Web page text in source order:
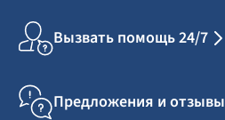
Вызвать помощь 24/7
Предложения и отзывы